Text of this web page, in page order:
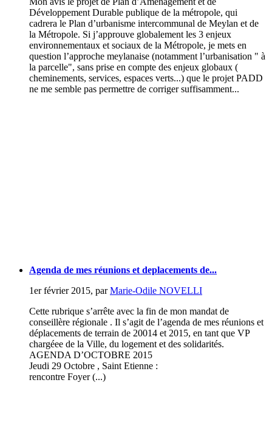
Développement Durable publique de la métropole, qui
cadrera le Plan d’urbanisme intercommunal de Meylan et de
la Métropole. Si j’approuve globalement les 3 enjeux
environnementaux et sociaux de la Métropole, je mets en
question l’approche meylanaise (notamment l’urbanisation " à
la parcelle", sans prise en compte des enjeux globaux (
cheminements, services, espaces verts...) que le projet PADD
ne me semble pas permettre de corriger suffisamment...
Agenda de mes réunions et deplacements de...
1er février 2015, parMarie-Odile NOVELLI
Cette rubrique s’arrête avec la fin de mon mandat de
conseillère régionale . Il s’agit de l’agenda de mes réunions et
déplacements de terrain de 20014 et 2015, en tant que VP
chargéee de la Ville, du logement et des solidarités.
AGENDA D’OCTOBRE 2015
Jeudi 29 Octobre , Saint Etienne :
rencontre Foyer (...)